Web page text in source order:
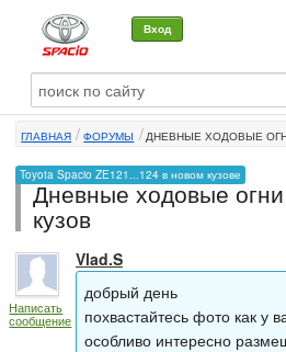
Вход
О машине
Автоклуб
Форумы
Сервисы и услуги
Новости
ГЛАВНАЯ ФОРУМЫ ДНЕВНЫЕ ХОДОВЫЕ
Toyota Spacio ZE121...124 в новом кузове
Дневные ходовые
кузов
Написать
сообщение
Vlad.S
добрый день
похвастайтесь фото как у
особливо интересно